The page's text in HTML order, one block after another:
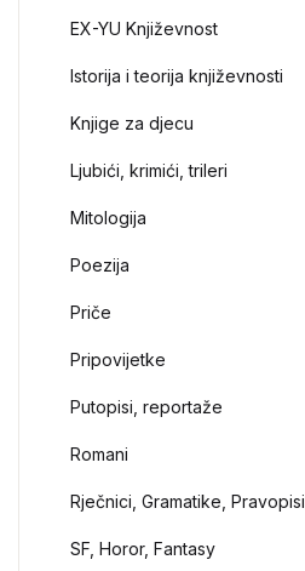
EX-YU Književnost
Istorija i teorija književnosti
Knjige za djecu
Ljubići, krimići, trileri
Mitologija
Poezija
Priče
Pripovijetke
Putopisi, reportaže
Romani
Rječnici, Gramatike, Pravopisi
SF, Horor, Fantasy